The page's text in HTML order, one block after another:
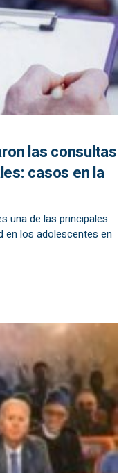
las consultas
casos en la
una de las principales
en los adolescentes en